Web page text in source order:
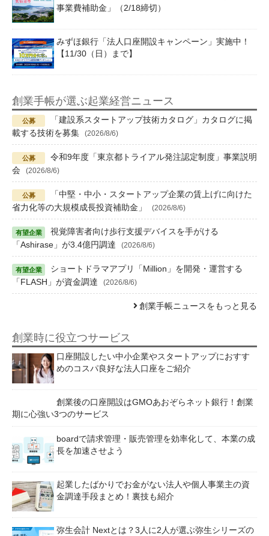
事業費補助金」（2/18締切）
みずほ銀行「法人口座開設キャンペーン」実施中！
【11/30（日）まで】
創業手帳が選ぶ起業経営ニュース
「建設系スタートアップ技術カタログ」カタログに掲
載する技術を募集
(2026/8/6)
令和9年度「東京都トライアル発注認定制度」事業説明
会
(2026/8/6)
「中堅・中小・スタートアップ企業の賃上げに向けた
省力化等の大規模成長投資補助金」
(2026/8/6)
視覚障害者向け歩行支援デバイスを手がける
「Ashirase」が3.4億円調達
(2026/8/6)
ショートドラマアプリ「Million」を開発・運営する
「FLASH」が資金調達
(2026/8/6)
創業手帳ニュースをもっと見る
創業時に役立つサービス
口座開設したい中小企業やスタートアップにおすす
めのコスパ良好な法人口座をご紹介
創業後の口座開設はGMOあおぞらネット銀行！創業
期に心強い3つのサービス
boardで請求管理・販売管理を効率化して、本業の成
長を加速させよう
起業したばかりでお金がない法人や個人事業主の資
金調達手段まとめ！裏技も紹介
弥生会計 Nextとは？3人に2人が選ぶ弥生シリーズの